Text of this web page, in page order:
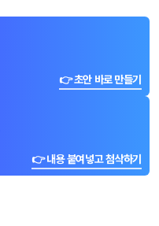
👉 초안 바로 만들기
👉 내용 붙여넣고 첨삭하기